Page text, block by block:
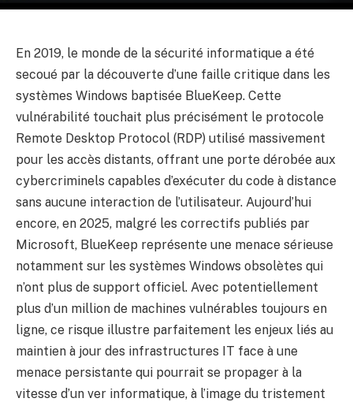
En 2019, le monde de la sécurité informatique a été
secoué par la découverte d’une faille critique dans les
systèmes Windows baptisée BlueKeep. Cette
vulnérabilité touchait plus précisément le protocole
Remote Desktop Protocol (RDP) utilisé massivement
pour les accès distants, offrant une porte dérobée aux
cybercriminels capables d’exécuter du code à distance
sans aucune interaction de l’utilisateur. Aujourd’hui
encore, en 2025, malgré les correctifs publiés par
Microsoft, BlueKeep représente une menace sérieuse
notamment sur les systèmes Windows obsolètes qui
n’ont plus de support officiel. Avec potentiellement
plus d’un million de machines vulnérables toujours en
ligne, ce risque illustre parfaitement les enjeux liés au
maintien à jour des infrastructures IT face à une
menace persistante qui pourrait se propager à la
vitesse d’un ver informatique, à l’image du tristement